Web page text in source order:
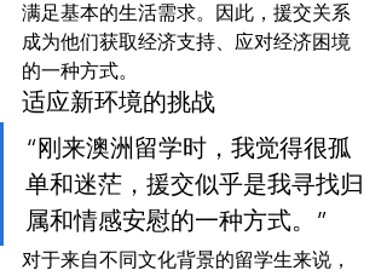
满足基本的生活需求。因此，援交关系
成为他们获取经济支持、应对经济困境
的一种方式。
适应新环境的挑战
“刚来澳洲留学时，我觉得很孤
单和迷茫，援交似乎是我寻找归
属和情感安慰的一种方式。”
对于来自不同文化背景的留学生来说，